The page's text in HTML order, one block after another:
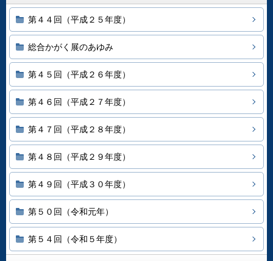
第４４回（平成２５年度）
総合かがく展のあゆみ
第４５回（平成２６年度）
第４６回（平成２７年度）
第４７回（平成２８年度）
第４８回（平成２９年度）
第４９回（平成３０年度）
第５０回（令和元年）
第５４回（令和５年度）